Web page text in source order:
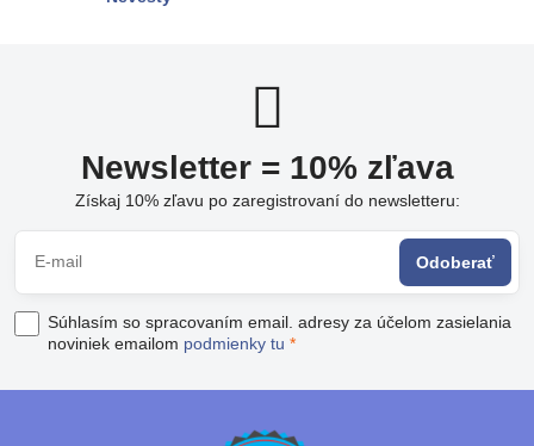
Newsletter = 10% zľava
Získaj 10% zľavu po zaregistrovaní do newsletteru:
Odoberať
Súhlasím so spracovaním email. adresy za účelom zasielania
noviniek emailom podmienky tu *